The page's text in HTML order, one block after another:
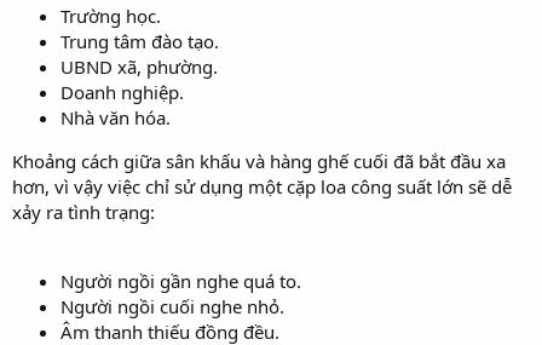
Trường học.
Trung tâm đào tạo.
UBND xã, phường.
Doanh nghiệp.
Nhà văn hóa.
Khoảng cách giữa sân khấu và hàng ghế cuối đã bắt đầu xa
hơn, vì vậy việc chỉ sử dụng một cặp loa công suất lớn sẽ dễ
xảy ra tình trạng:
Người ngồi gần nghe quá to.
Người ngồi cuối nghe nhỏ.
Âm thanh thiếu đồng đều.